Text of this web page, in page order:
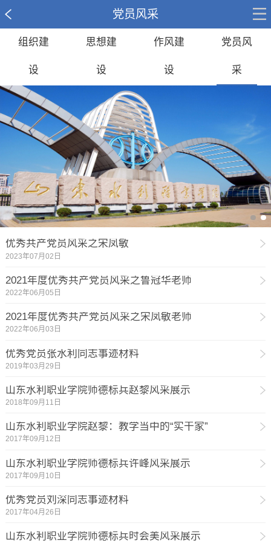
党员风采
组织建
设
思想建
设
作风建
设
党员风
采
优秀共产党员风采之宋凤敏
2023年07月02日
2021年度优秀共产党员风采之鲁冠华老师
2022年06月05日
2021年度优秀共产党员风采之宋凤敏老师
2022年06月03日
优秀党员张水利同志事迹材料
2019年03月29日
山东水利职业学院师德标兵赵黎风采展示
2018年09月11日
山东水利职业学院赵黎：教学当中的“实干家”
2017年09月12日
山东水利职业学院师德标兵许峰风采展示
2017年09月10日
优秀党员刘深同志事迹材料
2017年04月26日
山东水利职业学院师德标兵时会美风采展示